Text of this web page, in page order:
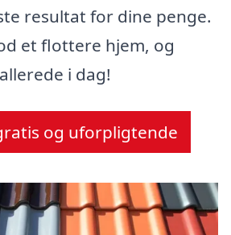
resultat for dine penge.
et flottere hjem, og
i dag!
og uforpligtende